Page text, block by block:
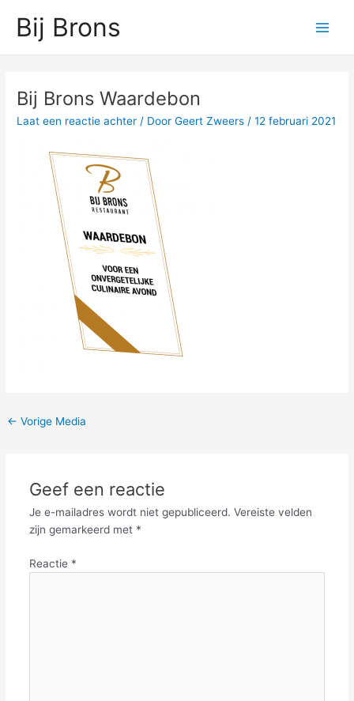
naarBij Brons
Bij Brons Waardebon
Laat een reactie achter / DoorGeert Zweers /12 februari 2021
← Vorige Media
Geef een reactie
Je e-mailadres wordt niet gepubliceerd. Vereiste velden
zijn gemarkeerd met *
Reactie *